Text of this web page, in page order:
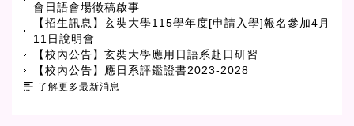
會日語會場徵稿啟事
【招生訊息】玄奘大學115學年度[申請入學]報名參加4月
11日說明會
【校內公告】玄奘大學應用日語系赴日研習
【校內公告】應日系評鑑證書2023-2028
了解更多最新消息